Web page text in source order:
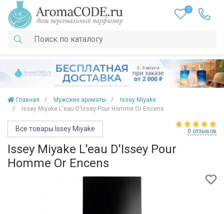
0
Главная Мужские ароматы
Issey Miyake
Issey Miyake L'eau D'Issey Pour Homme Or Encens
Все товары Issey Miyake 0 отзывов
Issey Miyake L'eau D'Issey Pour
Homme Or Encens